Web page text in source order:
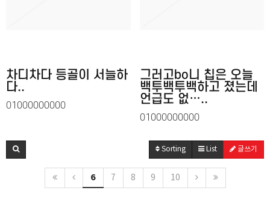
차디차다 등골이 서늘하
다..
01000000000
그러고bo니 칩은 오늘
백투백투백하고 졌는데
언급도 없…..
01000000000
Sorting List 글쓰기
6 7 8 9 10